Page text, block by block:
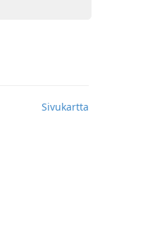
Sivukartta